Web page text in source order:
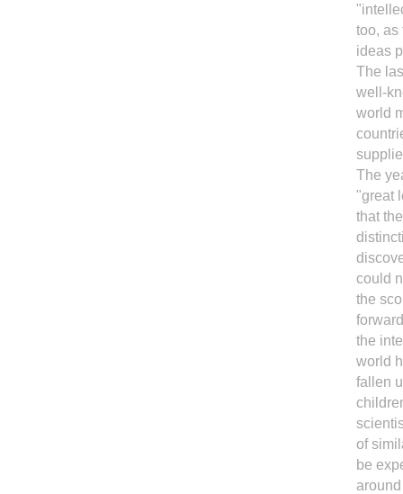
too, as
ideas
The
well-
world
The
"great
that
could
the
the
world
fallen
of
be